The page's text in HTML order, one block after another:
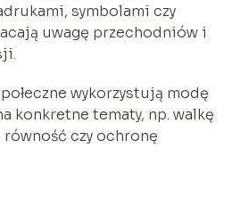
symbolami czy
uwagę przechodniów i
wykorzystują modę
konkretne tematy, np. walkę
czy ochronę